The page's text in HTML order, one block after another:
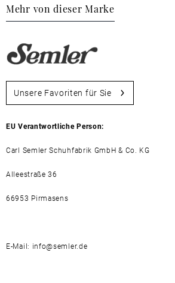
Mehr von dieser Marke
Unsere Favoriten für Sie
EU Verantwortliche Person:
Carl Semler Schuhfabrik GmbH & Co. KG
Alleestraße 36
66953 Pirmasens
E-Mail: info@semler.de